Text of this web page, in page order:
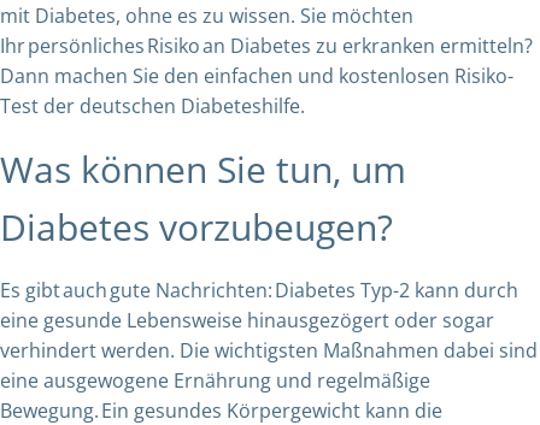
mit Diabetes, ohne es zu wissen. Sie möchten
Ihr persönliches Risiko an Diabetes zu erkranken ermitteln?
Dann machen Sie den einfachen und kostenlosen Risiko-
Test der deutschen Diabeteshilfe.
Was können Sie tun, um
Diabetes vorzubeugen?
Es gibt auch gute Nachrichten: Diabetes Typ-2 kann durch
eine gesunde Lebensweise hinausgezögert oder sogar
verhindert werden. Die wichtigsten Maßnahmen dabei sind
eine ausgewogene Ernährung und regelmäßige
Bewegung. Ein gesundes Körpergewicht kann die